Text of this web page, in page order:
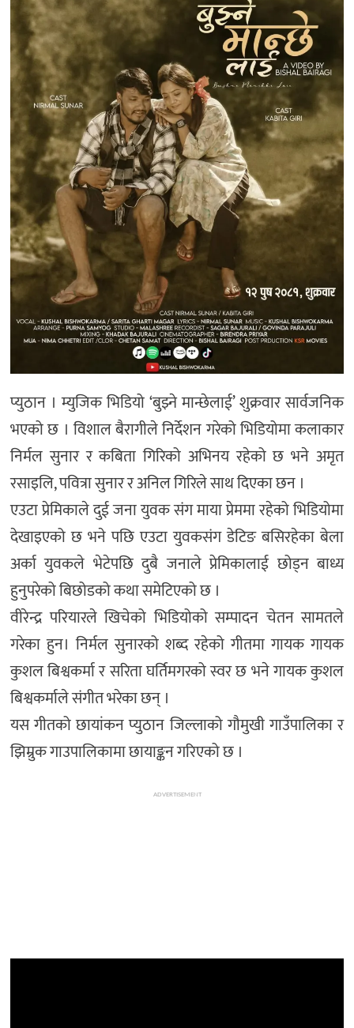
प्युठान । म्युजिक भिडियो ‘बुझ्ने मान्छेलाई’ शुक्रवार सार्वजनिक
भएको छ । विशाल बैरागीले निर्देशन गरेको भिडियोमा कलाकार
निर्मल सुनार र कबिता गिरिको अभिनय रहेको छ भने अमृत
रसाइलि, पवित्रा सुनार र अनिल गिरिले साथ दिएका छन ।
एउटा प्रेमिकाले दुई जना युवक संग माया प्रेममा रहेको भिडियोमा
देखाइएको छ भने पछि एउटा युवकसंग डेटिङ बसिरहेका बेला
अर्का युवकले भेटेपछि दुबै जनाले प्रेमिकालाई छोड्न बाध्य
हुनुपरेको बिछोडको कथा समेटिएको छ ।
वीरेन्द्र परियारले खिचेको भिडियोको सम्पादन चेतन सामतले
गरेका हुन। निर्मल सुनारको शब्द रहेको गीतमा गायक गायक
कुशल बिश्वकर्मा र सरिता घर्तिमगरको स्वर छ भने गायक कुशल
बिश्वकर्माले संगीत भरेका छन् ।
यस गीतको छायांकन प्युठान जिल्लाको गौमुखी गाउँपालिका र
झिम्रुक गाउपालिकामा छायाङ्कन गरिएको छ ।
ADVERTISEMENT